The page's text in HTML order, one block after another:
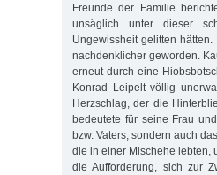
Freunde der Familie
unsäglich unter dieser
Ungewissheit gelitten
nachdenklicher geworden.
erneut durch eine
Konrad Leipelt völlig
Herzschlag, der die
bedeutete für seine Frau
bzw. Vaters, sondern auch
die in einer Mischehe lebten,
die Aufforderung, sich zur